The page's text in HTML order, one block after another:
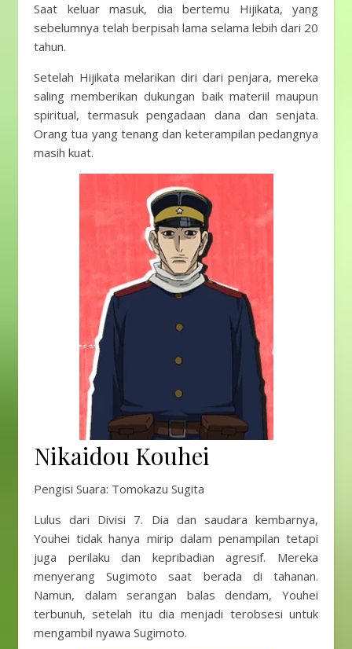
Saat keluar masuk, dia bertemu Hijikata, yang
sebelumnya telah berpisah lama selama lebih dari 20
tahun.
Setelah Hijikata melarikan diri dari penjara, mereka
saling memberikan dukungan baik materiil maupun
spiritual, termasuk pengadaan dana dan senjata.
Orang tua yang tenang dan keterampilan pedangnya
masih kuat.
Nikaidou Kouhei
Pengisi Suara: Tomokazu Sugita
Lulus dari Divisi 7. Dia dan saudara kembarnya,
Youhei tidak hanya mirip dalam penampilan tetapi
juga perilaku dan kepribadian agresif. Mereka
menyerang Sugimoto saat berada di tahanan.
Namun, dalam serangan balas dendam, Youhei
terbunuh, setelah itu dia menjadi terobsesi untuk
mengambil nyawa Sugimoto.